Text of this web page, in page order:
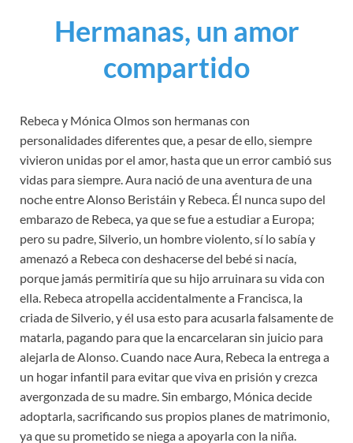
Hermanas, un amor
compartido
Rebeca y Mónica Olmos son hermanas con
personalidades diferentes que, a pesar de ello, siempre
vivieron unidas por el amor, hasta que un error cambió sus
vidas para siempre. Aura nació de una aventura de una
noche entre Alonso Beristáin y Rebeca. Él nunca supo del
embarazo de Rebeca, ya que se fue a estudiar a Europa;
pero su padre, Silverio, un hombre violento, sí lo sabía y
amenazó a Rebeca con deshacerse del bebé si nacía,
porque jamás permitiría que su hijo arruinara su vida con
ella. Rebeca atropella accidentalmente a Francisca, la
criada de Silverio, y él usa esto para acusarla falsamente de
matarla, pagando para que la encarcelaran sin juicio para
alejarla de Alonso. Cuando nace Aura, Rebeca la entrega a
un hogar infantil para evitar que viva en prisión y crezca
avergonzada de su madre. Sin embargo, Mónica decide
adoptarla, sacrificando sus propios planes de matrimonio,
ya que su prometido se niega a apoyarla con la niña.